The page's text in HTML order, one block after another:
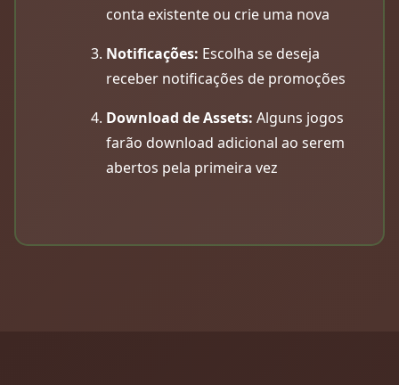
conta existente ou crie uma nova
Notificações: Escolha se deseja
receber notificações de promoções
Download de Assets: Alguns jogos
farão download adicional ao serem
abertos pela primeira vez